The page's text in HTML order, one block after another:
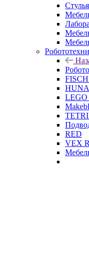
HUNA
LEGO
RED
VEX